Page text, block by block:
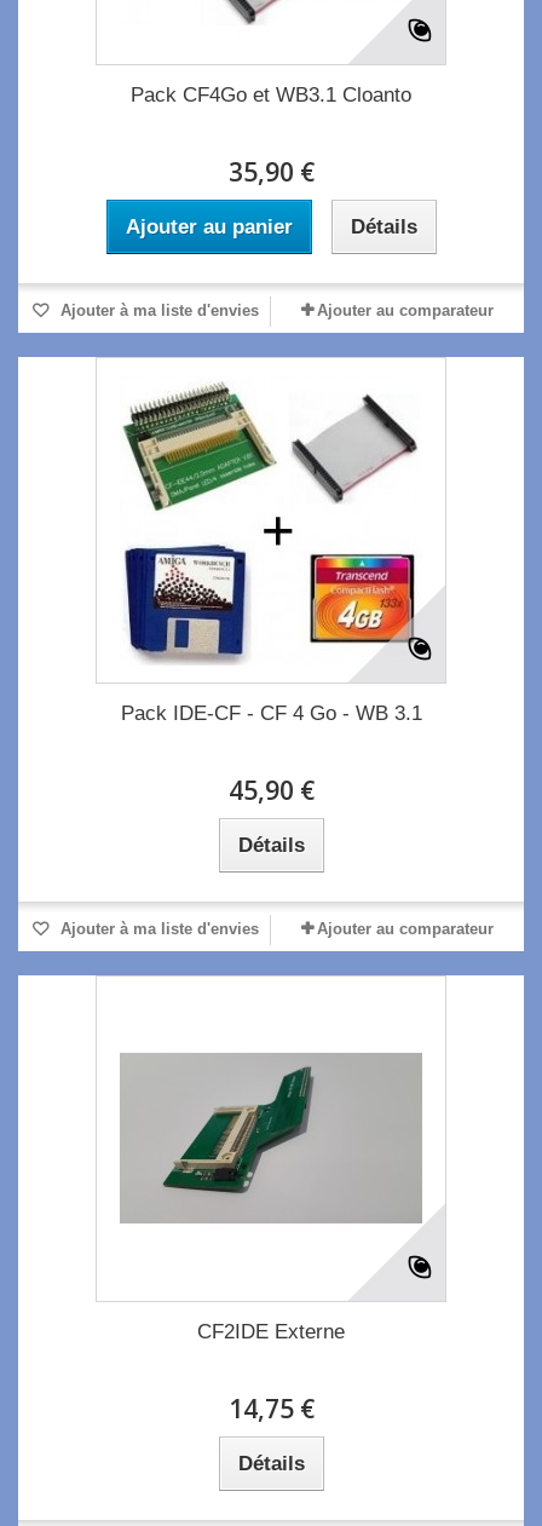
Pack CF4Go et WB3.1 Cloanto
35,90 €
Ajouter au panier Détails
Ajouter à ma liste d'envies Ajouter au comparateur
Pack IDE-CF - CF 4 Go - WB 3.1
45,90 €
Détails
Ajouter à ma liste d'envies Ajouter au comparateur
CF2IDE Externe
14,75 €
Détails